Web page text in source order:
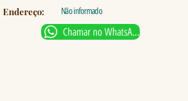
Endereço: Não informado
Chamar no WhatsApp